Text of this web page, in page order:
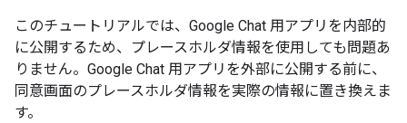
このチュートリアルでは、Google Chat 用アプリを内部的
に公開するため、プレースホルダ情報を使用しても問題あ
りません。Google Chat 用アプリを外部に公開する前に、
同意画面のプレースホルダ情報を実際の情報に置き換えま
す。